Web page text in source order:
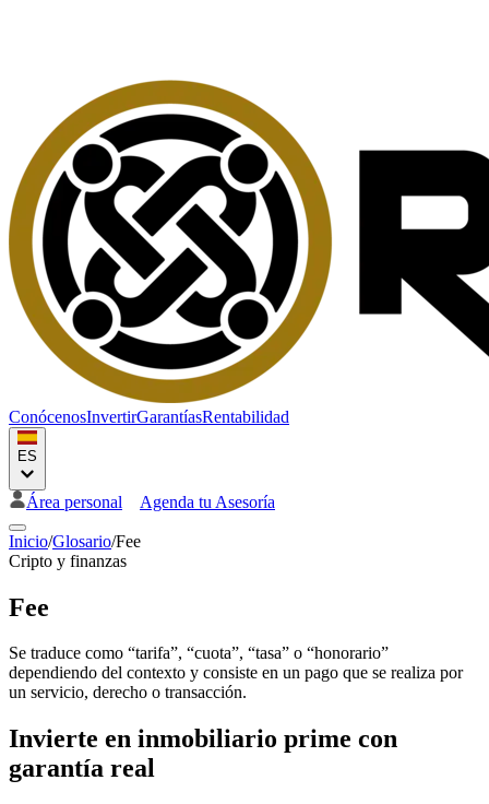
ConócenosInvertirGarantíasRentabilidad
ES
Área personal Agenda tu Asesoría
Inicio/Glosario/Fee
Cripto y finanzas
Fee
Se traduce como “tarifa”, “cuota”, “tasa” o “honorario”
dependiendo del contexto y consiste en un pago que se realiza por
un servicio, derecho o transacción.
Invierte en inmobiliario prime con
garantía real